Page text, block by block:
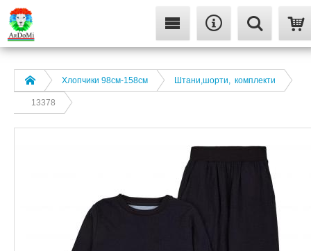
Хлопчики 98см-158см Штани,шорти, комплекти
13378